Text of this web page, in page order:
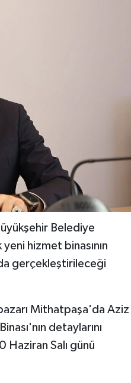
Belediye
yeni hizmet binasının
gerçekleştirileceği
Mithatpaşa'da Aziz
detaylarını
Haziran Salı günü